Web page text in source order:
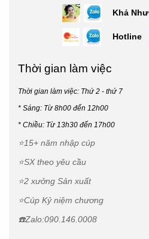
Khả Như
Hotline
Thời gian làm việc
Thời gian làm việc: Thứ 2 - thứ 7
* Sáng: Từ 8h00 đến 12h00
* Chiều: Từ 13h30 đến 17h00
⭐15+ năm nhập cúp
⭐SX theo yêu cầu
⭐2 xưởng Sản xuất
⭐Cúp Kỷ niệm chương
☎️Zalo:090.146.0008